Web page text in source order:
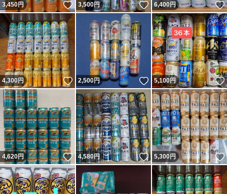
3,450円 いいね！
3,500円 いいね！
6,400円
4,300円 いいね！
2,500円 いいね！
5,100円
4,620円 いいね！
4,580円 いいね！
5,300円